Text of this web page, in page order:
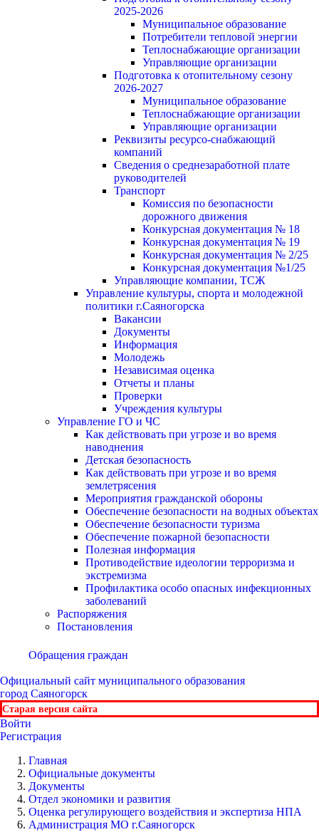
2025-2026
Муниципальное образование
Потребители тепловой энергии
Теплоснабжающие организации
Управляющие организации
Подготовка к отопительному сезону
2026-2027
Муниципальное образование
Теплоснабжающие организации
Управляющие организации
Реквизиты ресурсо-снабжающий
компаний
Сведения о среднезаработной плате
руководителей
Транспорт
Комиссия по безопасности
дорожного движения
Конкурсная документация № 18
Конкурсная документация № 19
Конкурсная документация № 2/25
Конкурсная документация №1/25
Управляющие компании, ТСЖ
Управление культуры, спорта и молодежной
политики г.Саяногорска
Вакансии
Документы
Информация
Молодежь
Независимая оценка
Отчеты и планы
Проверки
Учреждения культуры
Управление ГО и ЧС
Как действовать при угрозе и во время
наводнения
Детская безопасность
Как действовать при угрозе и во время
землетрясения
Мероприятия гражданской обороны
Обеспечение безопасности на водных объектах
Обеспечение безопасности туризма
Обеспечение пожарной безопасности
Полезная информация
Противодействие идеологии терроризма и
экстремизма
Профилактика особо опасных инфекционных
заболеваний
Распоряжения
Постановления
Обращения граждан
Официальный сайт муниципального образования
город Саяногорск
Старая версия сайта
Войти
Регистрация
Главная
Официальные документы
Документы
Отдел экономики и развития
Оценка регулирующего воздействия и экспертиза НПА
Администрация МО г.Саяногорск